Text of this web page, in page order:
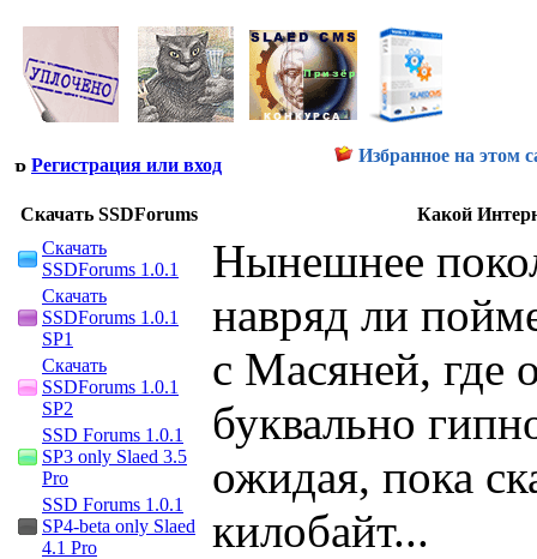
Регистрация или вход Избранное на этом
Скачать SSDForums
Скачать
SSDForums 1.0.1
Скачать
SSDForums 1.0.1
SP1
Скачать
SSDForums 1.0.1
SP2
SSD Forums 1.0.1
SP3 only Slaed 3.5
Pro
SSD Forums 1.0.1
SP4-beta only Slaed
4.1 Pro
Какой
Нынешнее
навряд ли
с Масяней, где
буквально
ожидая, пока
килобайт...